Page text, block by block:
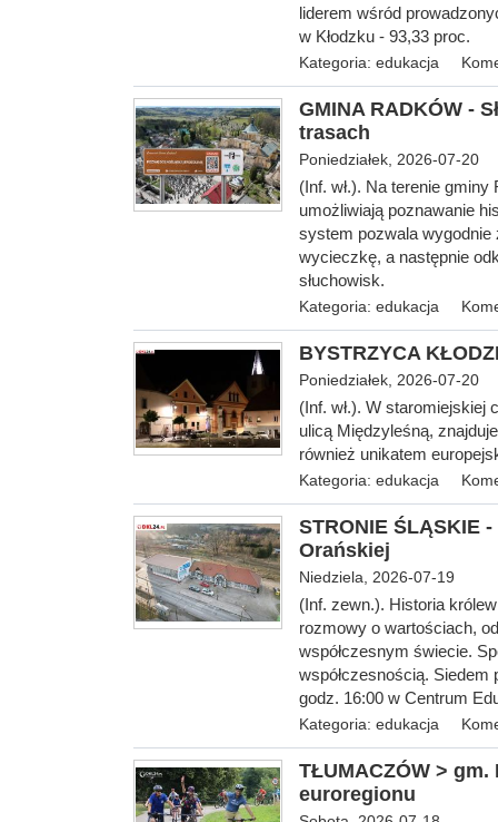
liderem wśród
w Kłodzku - 93,33 proc.
Kategoria: edukacja
GMINA RADKÓW -
trasach
Poniedziałek, 2026-07-20
(Inf. wł.). Na terenie
umożliwiają poznawanie
system pozwala wygodnie
wycieczkę, a następnie
słuchowisk.
Kategoria: edukacja
BYSTRZYCA
Poniedziałek, 2026-07-20
(Inf. wł.). W staromiejskiej
ulicą Międzyleśną,
również unikatem
Kategoria: edukacja
STRONIE ŚLĄSKIE
Orańskiej
Niedziela, 2026-07-19
(Inf. zewn.). Historia
rozmowy o wartościach,
współczesnym świecie.
współczesnością. Siedem
godz. 16:00 w Centrum
Kategoria: edukacja
TŁUMACZÓW >
euroregionu